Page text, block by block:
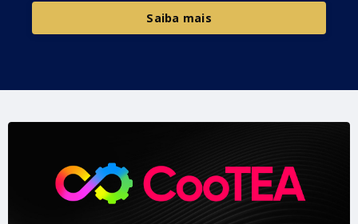
Saiba mais